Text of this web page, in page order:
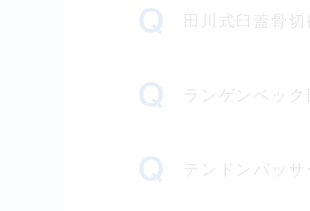
田川式臼蓋骨
ランゲンベッ
テンドンパッ